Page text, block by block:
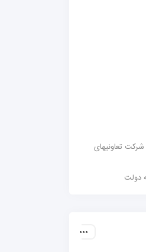
تعاونیهای
دولت